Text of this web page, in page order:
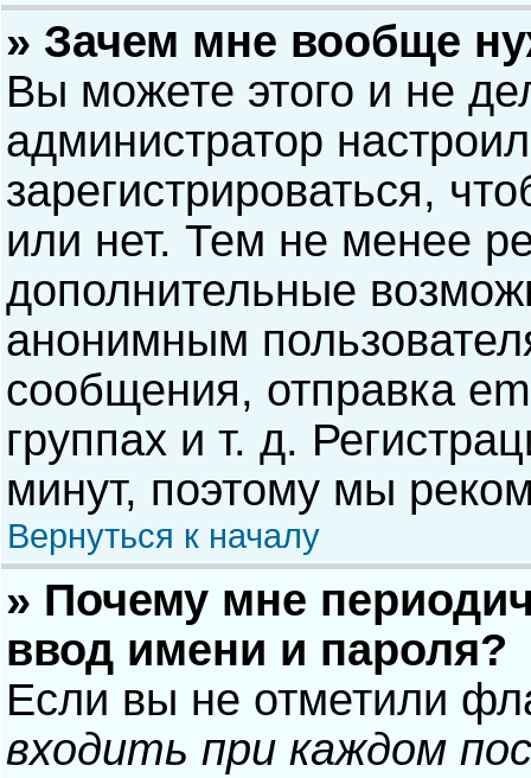
» Зачем мне вообще
Вы можете этого и не
администратор
зарегистрироваться,
или нет. Тем не менее
дополнительные
анонимным
сообщения, отправка
группах и т. д.
минут, поэтому мы
Вернуться к началу
» Почему мне
ввод имени и пароля?
Если вы не отметили
входить при каждом